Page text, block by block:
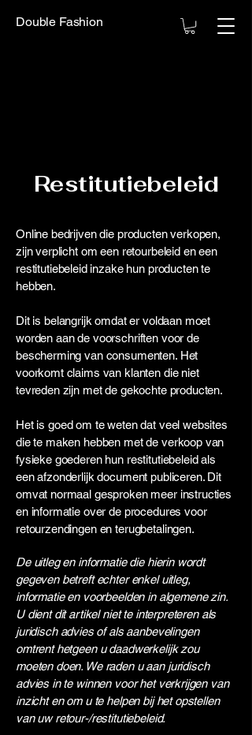
Double Fashion
Restitutiebeleid
Online bedrijven die producten verkopen,
zijn verplicht om een retourbeleid en een
restitutiebeleid inzake hun producten te
hebben.
Dit is belangrijk omdat er voldaan moet
worden aan de voorschriften voor de
bescherming van consumenten. Het
voorkomt claims van klanten die niet
tevreden zijn met de gekochte producten.
Het is goed om te weten dat veel websites
die te maken hebben met de verkoop van
fysieke goederen hun restitutiebeleid als
een afzonderlijk document publiceren. Dit
omvat normaal gesproken meer instructies
en informatie over de procedures voor
retourzendingen en terugbetalingen.
De uitleg en informatie die hierin wordt
gegeven betreft echter enkel uitleg,
informatie en voorbeelden in algemene zin.
U dient dit artikel niet te interpreteren als
juridisch advies of als aanbevelingen
omtrent hetgeen u daadwerkelijk zou
moeten doen. We raden u aan juridisch
advies in te winnen voor het verkrijgen van
inzicht en om u te helpen bij het opstellen
van uw retour-/restitutiebeleid.